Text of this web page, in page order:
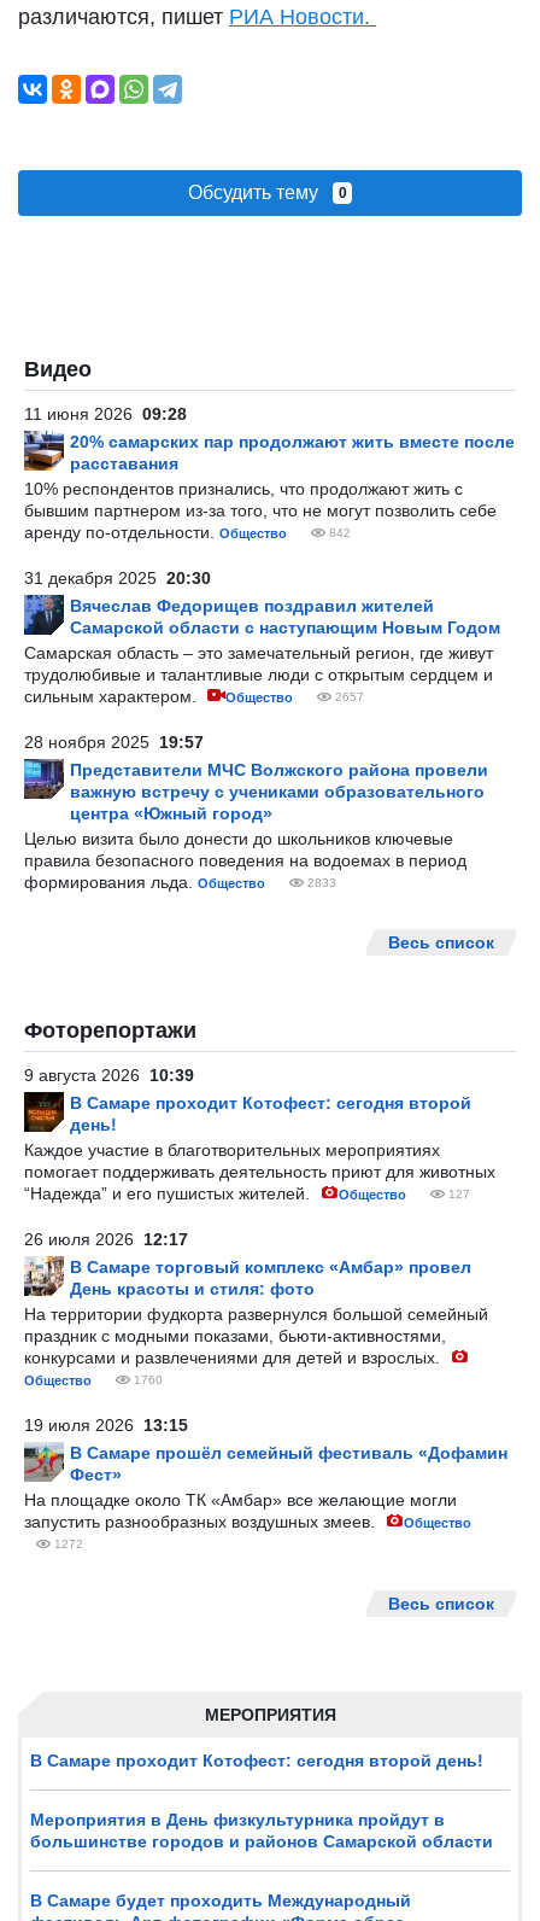
МЕРОПРИЯТИЯ
В Самаре проходит Котофест: сегодня второй день!
Мероприятия в День физкультурника пройдут в
большинстве городов и районов Самарской области
В Самаре будет проходить Международный
различаются, пишет РИА Новости.
Обсудить тему 0
Видео
11 июня 2026 09:28
20% самарских пар продолжают жить вместе после
расставания
10% респондентов признались, что продолжают жить с
бывшим партнером из-за того, что не могут позволить себе
аренду по-отдельности.
Общество 842
31 декабря 2025 20:30
Вячеслав Федорищев поздравил жителей
Самарской области с наступающим Новым Годом
Самарская область – это замечательный регион, где живут
трудолюбивые и талантливые люди с открытым сердцем и
сильным характером.
Общество 2657
28 ноября 2025 19:57
Представители МЧС Волжского района провели
важную встречу с учениками образовательного
центра «Южный город»
Целью визита было донести до школьников ключевые
правила безопасного поведения на водоемах в период
формирования льда.
Общество 2833
Весь список
Фоторепортажи
9 августа 2026 10:39
В Самаре проходит Котофест: сегодня второй
день!
Каждое участие в благотворительных мероприятиях
помогает поддерживать деятельность приют для животных
“Надежда” и его пушистых жителей.
Общество 127
26 июля 2026 12:17
В Самаре торговый комплекс «Амбар» провел
День красоты и стиля: фото
На территории фудкорта развернулся большой семейный
праздник с модными показами, бьюти-активностями,
конкурсами и развлечениями для детей и взрослых.
Общество 1760
19 июля 2026 13:15
В Самаре прошёл семейный фестиваль «Дофамин
Фест»
На площадке около ТК «Амбар» все желающие могли
запустить разнообразных воздушных змеев.
Общество
1272
Весь список